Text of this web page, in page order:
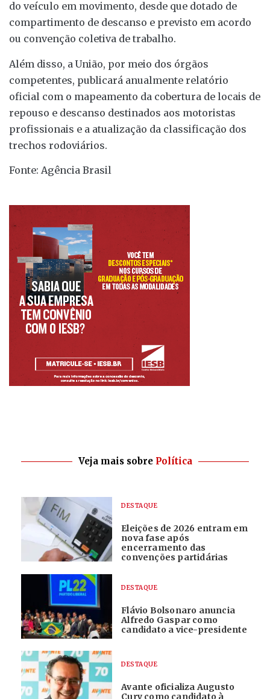
do veículo em movimento, desde que dotado de
compartimento de descanso e previsto em acordo
ou convenção coletiva de trabalho.
Além disso, a União, por meio dos órgãos
competentes, publicará anualmente relatório
oficial com o mapeamento da cobertura de locais de
repouso e descanso destinados aos motoristas
profissionais e a atualização da classificação dos
trechos rodoviários.
Fonte: Agência Brasil
Veja mais sobre Política
DESTAQUE
Eleições de 2026 entram em
nova fase após
encerramento das
convenções partidárias
DESTAQUE
Flávio Bolsonaro anuncia
Alfredo Gaspar como
candidato a vice-presidente
DESTAQUE
Avante oficializa Augusto
Cury como candidato à